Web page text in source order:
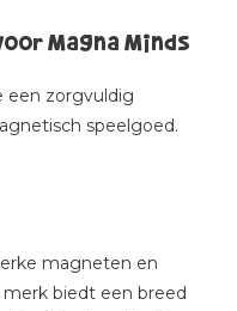
Magna Minds
een zorgvuldig
speelgoed.
magneten en
biedt een breed